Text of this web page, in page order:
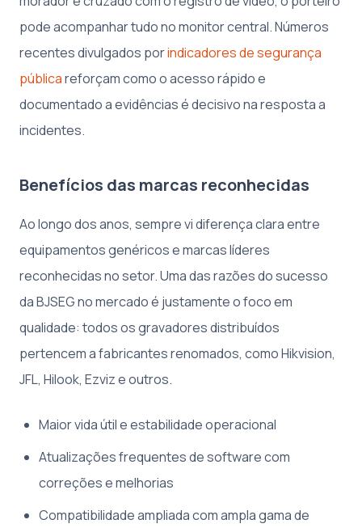
pode acompanhar tudo no monitor central. Números
recentes divulgados porindicadores de segurança
públicareforçam como o acesso rápido e
documentado a evidências é decisivo na resposta a
incidentes.
Benefícios das marcas reconhecidas
Ao longo dos anos, sempre vi diferença clara entre
equipamentos genéricos e marcas líderes
reconhecidas no setor. Uma das razões do sucesso
da BJSEG no mercado é justamente o foco em
qualidade: todos os gravadores distribuídos
pertencem a fabricantes renomados, como Hikvision,
JFL, Hilook, Ezviz e outros.
Maior vida útil e estabilidade operacional
Atualizações frequentes de software com
correções e melhorias
Compatibilidade ampliada com ampla gama de